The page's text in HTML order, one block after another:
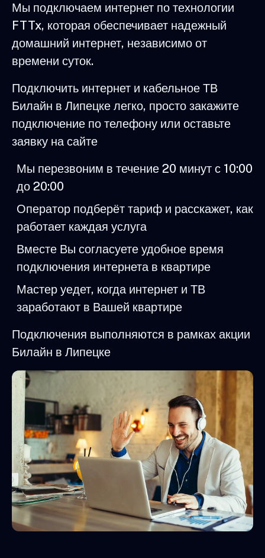
Мы подключаем интернет по технологии
FTTx, которая обеспечивает надежный
домашний интернет, независимо от
времени суток.
Подключить интернет и кабельное ТВ
Билайн в Липецке легко, просто закажите
подключение по телефону или оставьте
заявку на сайте
Мы перезвоним в течение 20 минут с 10:00
до 20:00
Оператор подберёт тариф и расскажет, как
работает каждая услуга
Вместе Вы согласуете удобное время
подключения интернета в квартире
Мастер уедет, когда интернет и ТВ
заработают в Вашей квартире
Подключения выполняются в рамках акции
Билайн в Липецке